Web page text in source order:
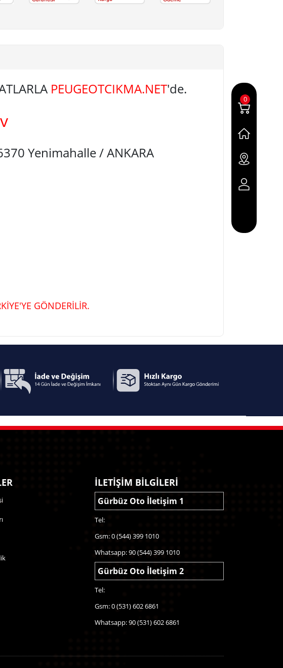
PEUGEOTCIKMA.NET'de.
Yenimahalle / ANKARA
GÖNDERİLİR.
0
İLETİŞİM BİLGİLERİ
Gürbüz Oto İletişim 1
Tel:
Gsm: 0 (544) 399 1010
Whatsapp: 90 (544) 399 1010
Gürbüz Oto İletişim 2
Tel:
Gsm: 0 (531) 602 6861
Whatsapp: 90 (531) 602 6861